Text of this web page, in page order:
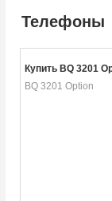
Телефоны
Купить BQ 3201
BQ 3201 Option